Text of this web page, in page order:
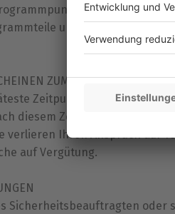
behalten wir
ungeeigneten
ZUM
Zeitpunkt Ihres
diesem Zeitpunkt ist eine
verlieren Ihren Anspruch auf
auf Vergütung.
Sicherheitsbeauftragten